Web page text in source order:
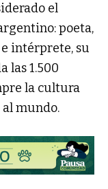
el
poeta,
intérprete, su
las 1.500
la cultura
mundo.